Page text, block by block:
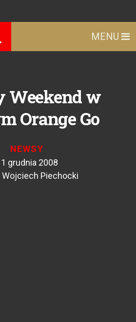
MENU
Weekend w
Orange Go
NEWSY
grudnia 2008
Wojciech Piechocki